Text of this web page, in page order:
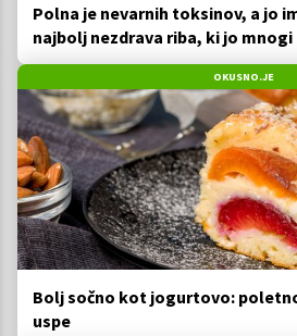
Polna je nevarnih toksinov, a jo
najbolj nezdrava riba, ki jo mnogi
OKUSNO.JE
Bolj sočno kot jogurtovo:
uspe